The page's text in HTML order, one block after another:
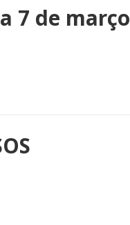
7 de março